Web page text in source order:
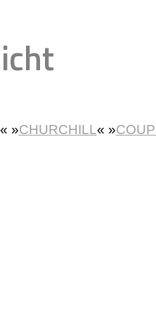
« »CHURCHILL« »